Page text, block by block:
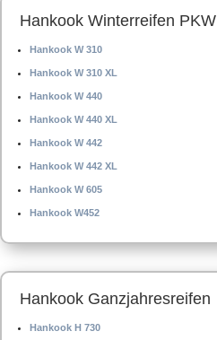
Hankook Winterreifen PKW
Hankook W 310
Hankook W 310 XL
Hankook W 440
Hankook W 440 XL
Hankook W 442
Hankook W 442 XL
Hankook W 605
Hankook W452
Hankook Ganzjahresreifen
Hankook H 730